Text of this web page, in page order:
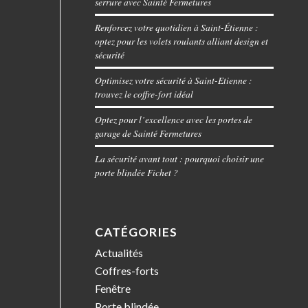
Renforcez votre quotidien à Saint-Étienne :
optez pour les volets roulants alliant design et
sécurité
Optimisez votre sécurité à Saint-Etienne :
trouvez le coffre-fort idéal
Optez pour l’excellence avec les portes de
garage de Sainté Fermetures
La sécurité avant tout : pourquoi choisir une
porte blindée Fichet ?
CATÉGORIES
Actualités
Coffres-forts
Fenêtre